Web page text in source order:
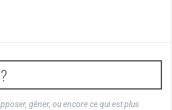
gêner, ou encore ce qui est plus